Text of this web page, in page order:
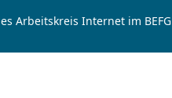
Arbeitskreis Internet im BEFG